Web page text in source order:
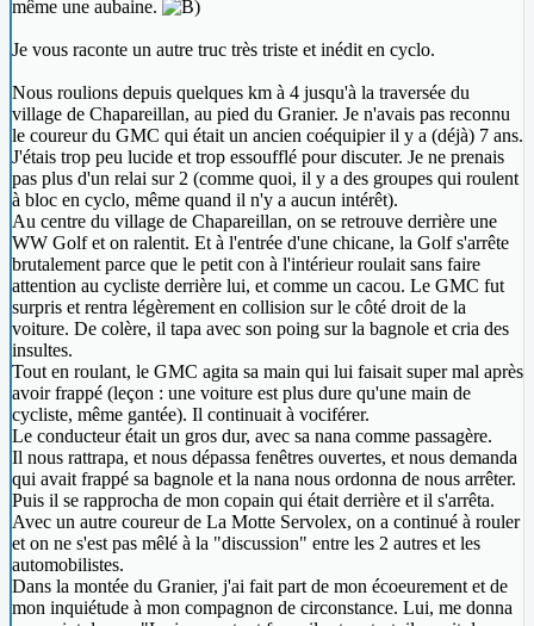
même une aubaine.
Je vous raconte un autre truc très triste et inédit en cyclo.
Nous roulions depuis quelques km à 4 jusqu'à la traversée du
village de Chapareillan, au pied du Granier. Je n'avais pas reconnu
le coureur du GMC qui était un ancien coéquipier il y a (déjà) 7 ans.
J'étais trop peu lucide et trop essoufflé pour discuter. Je ne prenais
pas plus d'un relai sur 2 (comme quoi, il y a des groupes qui roulent
à bloc en cyclo, même quand il n'y a aucun intérêt).
Au centre du village de Chapareillan, on se retrouve derrière une
WW Golf et on ralentit. Et à l'entrée d'une chicane, la Golf s'arrête
brutalement parce que le petit con à l'intérieur roulait sans faire
attention au cycliste derrière lui, et comme un cacou. Le GMC fut
surpris et rentra légèrement en collision sur le côté droit de la
voiture. De colère, il tapa avec son poing sur la bagnole et cria des
insultes.
Tout en roulant, le GMC agita sa main qui lui faisait super mal après
avoir frappé (leçon : une voiture est plus dure qu'une main de
cycliste, même gantée). Il continuait à vociférer.
Le conducteur était un gros dur, avec sa nana comme passagère.
Il nous rattrapa, et nous dépassa fenêtres ouvertes, et nous demanda
qui avait frappé sa bagnole et la nana nous ordonna de nous arrêter.
Puis il se rapprocha de mon copain qui était derrière et il s'arrêta.
Avec un autre coureur de La Motte Servolex, on a continué à rouler
et on ne s'est pas mêlé à la "discussion" entre les 2 autres et les
automobilistes.
Dans la montée du Granier, j'ai fait part de mon écoeurement et de
mon inquiétude à mon compagnon de circonstance. Lui, me donna